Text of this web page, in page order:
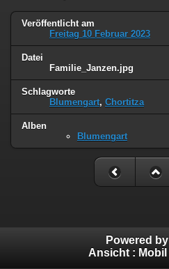
Veröffentlicht am
Freitag 10 Februar 2023
Datei
Familie_Janzen.jpg
Schlagworte
Blumengart, Chortitza
Alben
Blumengart
Powered by
Ansicht : Mobil